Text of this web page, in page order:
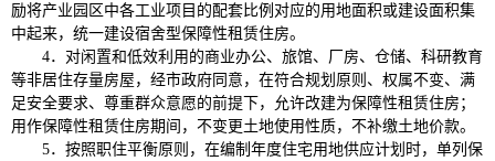
励将产业园区中各工业项目的配套比例对应的用地面积或建设面积集
中起来，统一建设宿舍型保障性租赁住房。
4．对闲置和低效利用的商业办公、旅馆、厂房、仓储、科研教育
等非居住存量房屋，经市政府同意，在符合规划原则、权属不变、满
足安全要求、尊重群众意愿的前提下，允许改建为保障性租赁住房；
用作保障性租赁住房期间，不变更土地使用性质，不补缴土地价款。
5．按照职住平衡原则，在编制年度住宅用地供应计划时，单列保